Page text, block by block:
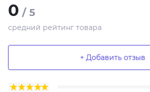
0 / 5
средний рейтинг товара
+ Добавить отзыв